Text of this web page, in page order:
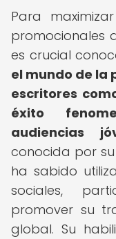
Para
promocionales
es crucial
el mundo de la
escritores
éxito
audiencias
conocida por
ha sabido
sociales,
promover su
global. Su